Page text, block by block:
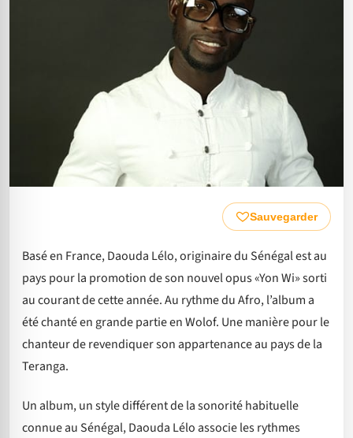
Sauvegarder
Basé en France, Daouda Lélo, originaire du Sénégal est au
pays pour la promotion de son nouvel opus «Yon Wi» sorti
au courant de cette année. Au rythme du Afro, l’album a
été chanté en grande partie en Wolof. Une manière pour le
chanteur de revendiquer son appartenance au pays de la
Teranga.
Un album, un style différent de la sonorité habituelle
connue au Sénégal, Daouda Lélo associe les rythmes